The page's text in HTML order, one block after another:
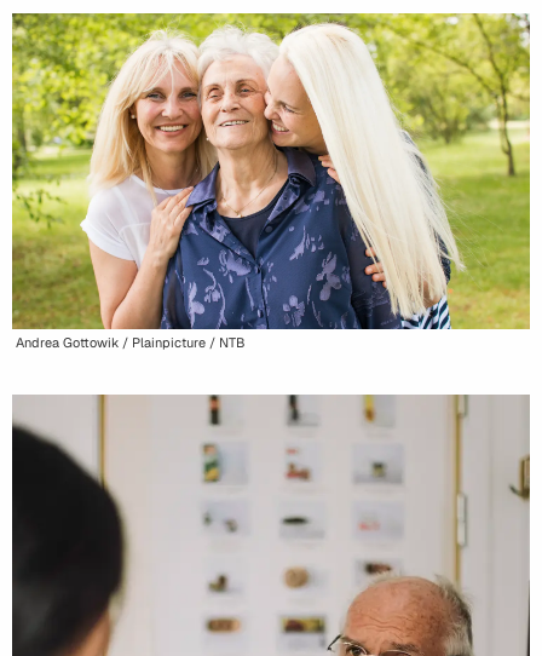
Andrea Gottowik / Plainpicture / NTB